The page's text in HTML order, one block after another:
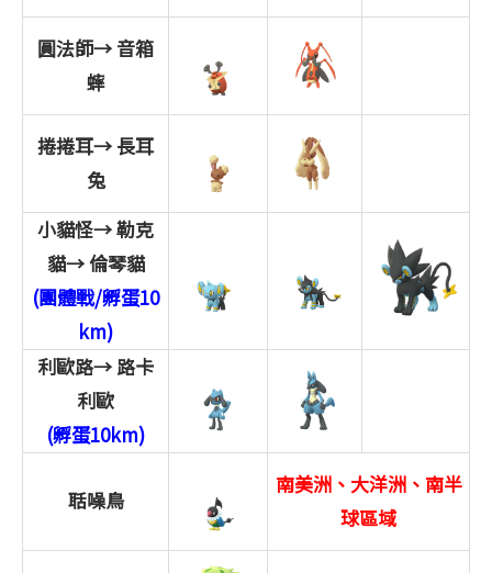
圓法師→ 音箱
蟀
捲捲耳→ 長耳
兔
小貓怪→勒克
貓→倫琴貓
(團體戰/孵蛋10
km)
利歐路→ 路卡
利歐
(孵蛋10km)
聒噪鳥
南美洲、大洋洲、南半
球區域